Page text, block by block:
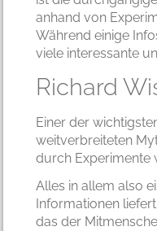
anhand von
Während einige
viele interessante
Richard
Einer der
weitverbreiteten
durch Experimente
Alles in allem also
Informationen
das der